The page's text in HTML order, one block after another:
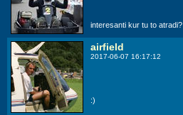
interesanti kur tu to atradi?
airfield
2017-06-07 16:17:12
:)